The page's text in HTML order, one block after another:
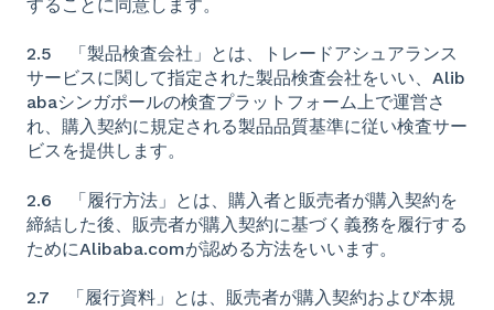
することに同意します。
2.5 「製品検査会社」とは、トレードアシュアランス
サービスに関して指定された製品検査会社をいい、Alib
abaシンガポールの検査プラットフォーム上で運営さ
れ、購入契約に規定される製品品質基準に従い検査サー
ビスを提供します。
2.6 「履行方法」とは、購入者と販売者が購入契約を
締結した後、販売者が購入契約に基づく義務を履行する
ためにAlibaba.comが認める方法をいいます。
2.7 「履行資料」とは、販売者が購入契約および本規